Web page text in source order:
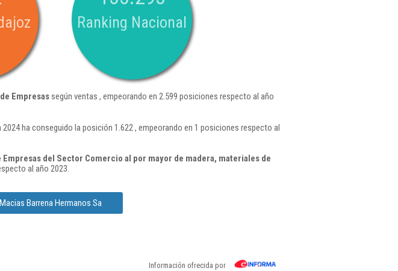
Ranking Nacional
Empresassegún ventas , empeorando en 2.599 posiciones respecto al año
ha conseguido la posición 1.622 , empeorando en 1 posiciones respecto al
Empresas del Sector Comercio al por mayor de madera, materiales de
al año 2023.
Barrena Hermanos Sa
Información ofrecida por